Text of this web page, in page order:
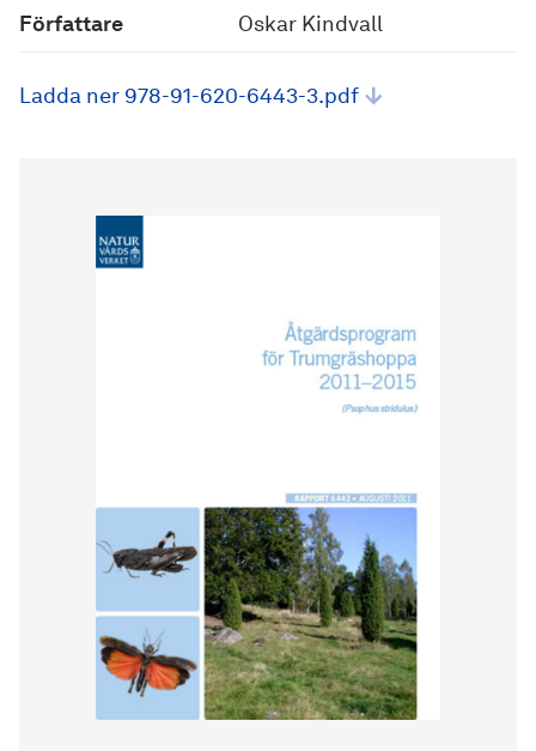
Författare Oskar Kindvall
Ladda ner 978-91-620-6443-3.pdf